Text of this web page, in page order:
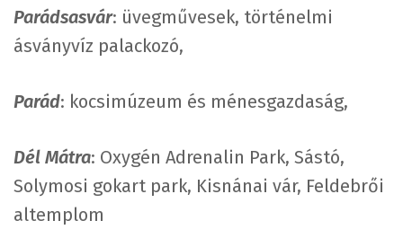
Parádsasvár: üvegművesek, történelmi
ásványvíz palackozó,
Parád: kocsimúzeum és ménesgazdaság,
Dél Mátra: Oxygén Adrenalin Park, Sástó,
Solymosi gokart park, Kisnánai vár, Feldebrői
altemplom